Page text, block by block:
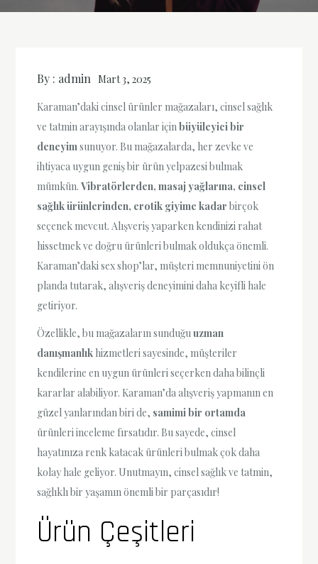
By : admin Mart 3, 2025
Karaman’daki cinsel ürünler mağazaları, cinsel sağlık
ve tatmin arayışında olanlar içinbüyüleyici bir
deneyimsunuyor. Bu mağazalarda, her zevke ve
ihtiyaca uygun geniş bir ürün yelpazesi bulmak
mümkün.Vibratörlerden, masaj yağlarına, cinsel
sağlık ürünlerinden, erotik giyime kadar birçok
seçenek mevcut. Alışveriş yaparken kendinizi rahat
hissetmek ve doğru ürünleri bulmak oldukça önemli.
Karaman’daki sex shop’lar, müşteri memnuniyetini ön
planda tutarak, alışveriş deneyimini daha keyifli hale
getiriyor.
Özellikle, bu mağazaların sunduğuuzman
danışmanlık hizmetleri sayesinde, müşteriler
kendilerine en uygun ürünleri seçerken daha bilinçli
kararlar alabiliyor. Karaman’da alışveriş yapmanın en
güzel yanlarından biri de, samimi bir ortamda
ürünleri inceleme fırsatıdır. Bu sayede, cinsel
hayatınıza renk katacak ürünleri bulmak çok daha
kolay hale geliyor. Unutmayın, cinsel sağlık ve tatmin,
sağlıklı bir yaşamın önemli bir parçasıdır!
Ürün Çeşitleri